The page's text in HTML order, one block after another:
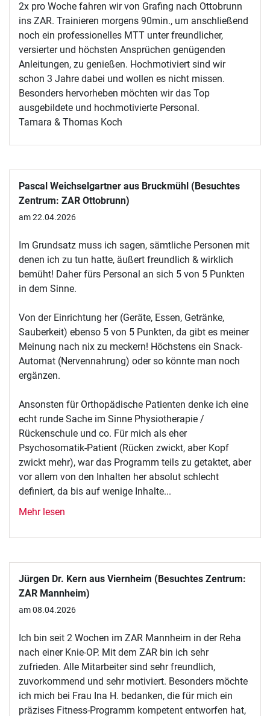
2x pro Woche fahren wir von Grafing nach Ottobrunn
ins ZAR. Trainieren morgens 90min., um anschließend
noch ein professionelles MTT unter freundlicher,
versierter und höchsten Ansprüchen genügenden
Anleitungen, zu genießen. Hochmotiviert sind wir
schon 3 Jahre dabei und wollen es nicht missen.
Besonders hervorheben möchten wir das Top
ausgebildete und hochmotivierte Personal.
Tamara & Thomas Koch
Pascal Weichselgartner aus Bruckmühl (Besuchtes
Zentrum: ZAR Ottobrunn)
am 22.04.2026
Im Grundsatz muss ich sagen, sämtliche Personen mit
denen ich zu tun hatte, äußert freundlich & wirklich
bemüht! Daher fürs Personal an sich 5 von 5 Punkten
in dem Sinne.
Von der Einrichtung her (Geräte, Essen, Getränke,
Sauberkeit) ebenso 5 von 5 Punkten, da gibt es meiner
Meinung nach nix zu meckern! Höchstens ein Snack-
Automat (Nervennahrung) oder so könnte man noch
ergänzen.
Ansonsten für Orthopädische Patienten denke ich eine
echt runde Sache im Sinne Physiotherapie /
Rückenschule und co. Für mich als eher
Psychosomatik-Patient (Rücken zwickt, aber Kopf
zwickt mehr), war das Programm teils zu getaktet, aber
vor allem von den Inhalten her absolut schlecht
definiert, da bis auf wenige Inhalte...
Mehr lesen
Jürgen Dr. Kern aus Viernheim (Besuchtes Zentrum:
ZAR Mannheim)
am 08.04.2026
Ich bin seit 2 Wochen im ZAR Mannheim in der Reha
nach einer Knie-OP. Mit dem ZAR bin ich sehr
zufrieden. Alle Mitarbeiter sind sehr freundlich,
zuvorkommend und sehr motiviert. Besonders möchte
ich mich bei Frau Ina H. bedanken, die für mich ein
präzises Fitness-Programm kompetent entworfen hat,